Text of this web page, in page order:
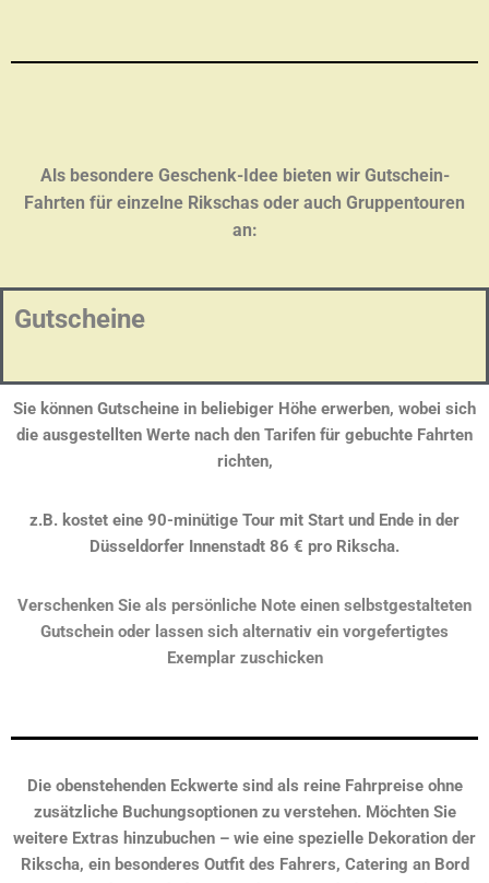
Als besondere Geschenk-Idee bieten wir Gutschein-
Fahrten für einzelne Rikschas oder auch Gruppentouren
an:
Gutscheine
Sie können Gutscheine in beliebiger Höhe erwerben, wobei sich
die ausgestellten Werte nach den Tarifen für gebuchte Fahrten
richten,
z.B. kostet eine 90-minütige Tour mit Start und Ende in der
Düsseldorfer Innenstadt 86 € pro Rikscha.
Verschenken Sie als persönliche Note einen selbstgestalteten
Gutschein oder lassen sich alternativ ein vorgefertigtes
Exemplar zuschicken
Die obenstehenden Eckwerte sind als reine Fahrpreise ohne
zusätzliche Buchungsoptionen zu verstehen. Möchten Sie
weitere Extras hinzubuchen – wie eine spezielle Dekoration der
Rikscha, ein besonderes Outfit des Fahrers, Catering an Bord